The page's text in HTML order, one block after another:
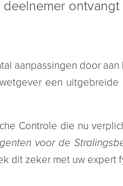
ontvangt
aanpassingen door
een
Controle die nu
voor de
dit zeker met uw expert